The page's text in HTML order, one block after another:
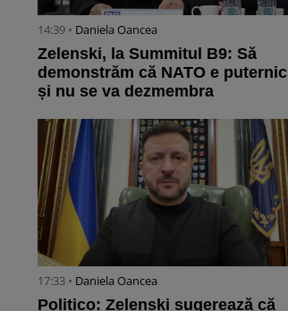
14:39 • Daniela Oancea
Zelenski, la Summitul B9: Să
demonstrăm că NATO e puternic
și nu se va dezmembra
17:33 • Daniela Oancea
Politico: Zelenski sugerează că